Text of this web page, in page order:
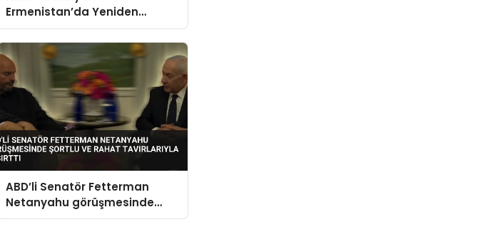
Ermenistan’da Yeniden
Başbakan Olarak Atandı
ABD’li Senatör Fetterman
Netanyahu görüşmesinde
şortlu ve rahat tavırlarıyla